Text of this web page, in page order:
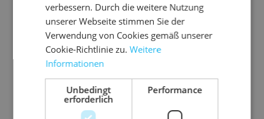
Spezial-Qualitätsband für problemlose
Maschinenverarbeitung
hohe Reißfestigkeit in Längs- und
Querrichtung
schnell haftender und dauerhafter
Hotmeltkleber, der auch
Temperaturschwankungen und Feuchtigkeit
verbessern. Durch die weitere Nutzung
unserer Webseite stimmen Sie der
Verwendung von Cookies gemäß unserer
Cookie-Richtlinie zu.Weitere
Informationen
Unbedingt
erforderlich
Performance